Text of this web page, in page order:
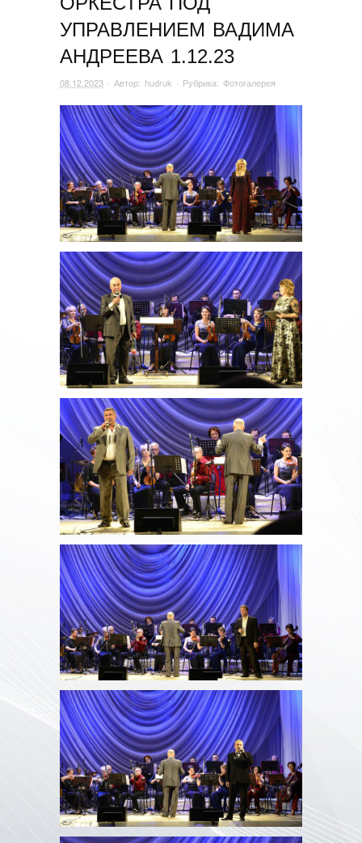
УПРАВЛЕНИЕМ ВАДИМА
АНДРЕЕВА 1.12.23
08.12.2023 · Автор: hudruk · Рубрика: Фотогалерея